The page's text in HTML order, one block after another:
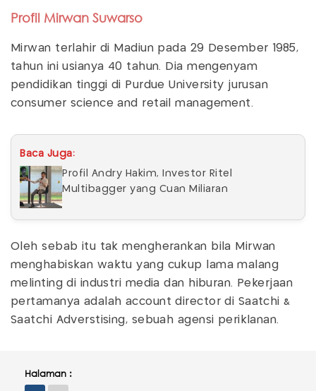
Profil Mirwan Suwarso
Mirwan terlahir di Madiun pada 29 Desember 1985,
tahun ini usianya 40 tahun. Dia mengenyam
pendidikan tinggi di Purdue University jurusan
consumer science and retail management.
Baca Juga:
Profil Andry Hakim, Investor Ritel
Multibagger yang Cuan Miliaran
Oleh sebab itu tak mengherankan bila Mirwan
menghabiskan waktu yang cukup lama malang
melinting di industri media dan hiburan. Pekerjaan
pertamanya adalah account director di Saatchi &
Saatchi Adverstising, sebuah agensi periklanan.
Halaman :